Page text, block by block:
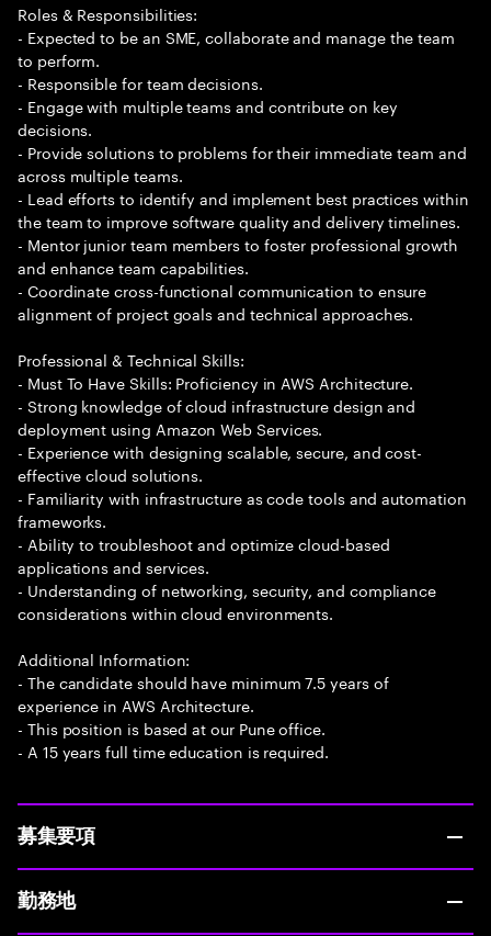
Roles & Responsibilities:
- Expected to be an SME, collaborate and manage the team
to perform.
- Responsible for team decisions.
- Engage with multiple teams and contribute on key
decisions.
- Provide solutions to problems for their immediate team and
across multiple teams.
- Lead efforts to identify and implement best practices within
the team to improve software quality and delivery timelines.
- Mentor junior team members to foster professional growth
and enhance team capabilities.
- Coordinate cross-functional communication to ensure
alignment of project goals and technical approaches.
Professional & Technical Skills:
- Must To Have Skills: Proficiency in AWS Architecture.
- Strong knowledge of cloud infrastructure design and
deployment using Amazon Web Services.
- Experience with designing scalable, secure, and cost-
effective cloud solutions.
- Familiarity with infrastructure as code tools and automation
frameworks.
- Ability to troubleshoot and optimize cloud-based
applications and services.
- Understanding of networking, security, and compliance
considerations within cloud environments.
Additional Information:
- The candidate should have minimum 7.5 years of
experience in AWS Architecture.
- This position is based at our Pune office.
- A 15 years full time education is required.
募集要項
勤務地